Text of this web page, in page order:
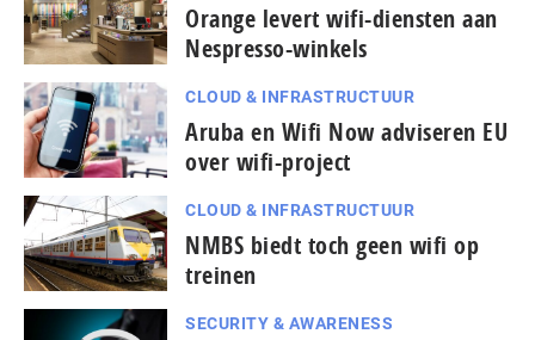
Orange levert wifi-diensten aan
Nespresso-winkels
CLOUD & INFRASTRUCTUUR
Aruba en Wifi Now adviseren EU
over wifi-project
CLOUD & INFRASTRUCTUUR
NMBS biedt toch geen wifi op
treinen
SECURITY & AWARENESS